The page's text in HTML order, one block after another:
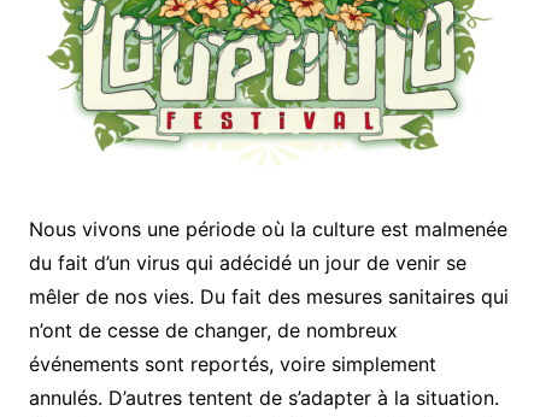
Nous vivons une période où la culture est malmenée
du fait d’un virus qui adécidé un jour de venir se
mêler de nos vies. Du fait des mesures sanitaires qui
n’ont de cesse de changer, de nombreux
événements sont reportés, voire simplement
annulés. D’autres tentent de s’adapter à la situation.